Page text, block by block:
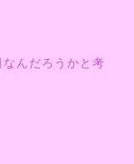
んだろうかと考